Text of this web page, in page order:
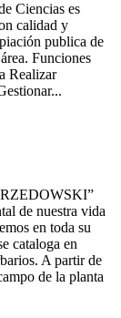
Ciencias es
calidad y
publica de
Funciones
Realizar
de nuestra vida
en toda su
cataloga en
A partir de
de la planta